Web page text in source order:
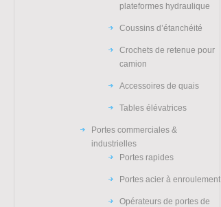
plateformes hydraulique
Coussins d’étanchéité
Crochets de retenue pour
camion
Accessoires de quais
Tables élévatrices
Portes commerciales &
industrielles
Portes rapides
Portes acier à enroulement
Opérateurs de portes de